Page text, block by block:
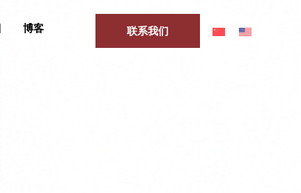
博客 联系我们